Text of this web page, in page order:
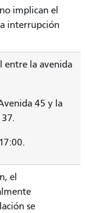
implican el
interrupción
entre la avenida
45 y la
el
se